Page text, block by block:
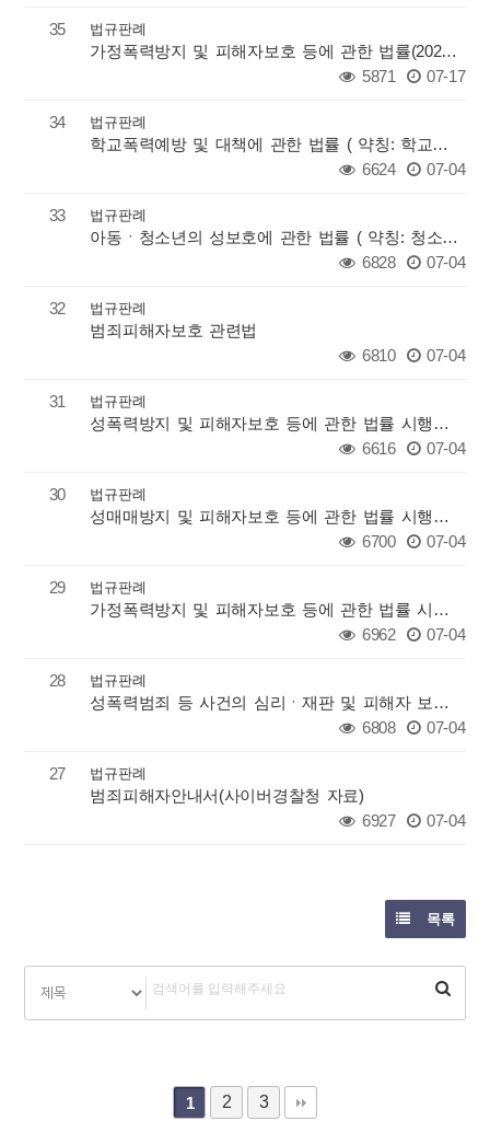
35 법규판례
가정폭력방지 및 피해자보호 등에 관한 법률(2020.6.9 일부개정)
5871
07-17
34 법규판례
학교폭력예방 및 대책에 관한 법률 ( 약칭: 학교폭력예방법 )
6624
07-04
33 법규판례
아동ㆍ청소년의 성보호에 관한 법률 ( 약칭: 청소년성보호법 )
6828
07-04
32 법규판례
범죄피해자보호 관련법
6810
07-04
31 법규판례
성폭력방지 및 피해자보호 등에 관한 법률 시행규칙 ( 약칭: 성폭력방지법 시행규칙 )
6616
07-04
30 법규판례
성매매방지 및 피해자보호 등에 관한 법률 시행규칙 ( 약칭: 성매매피해자보호법 시행규칙 )
6700
07-04
29 법규판례
가정폭력방지 및 피해자보호 등에 관한 법률 시행규칙 ( 약칭: 가정폭력방지법 시행규칙 )
6962
07-04
28 법규판례
성폭력범죄 등 사건의 심리ㆍ재판 및 피해자 보호에 관한 규칙
6808
07-04
27 법규판례
범죄피해자안내서(사이버경찰청 자료)
6927
07-04
목록
1 2 3